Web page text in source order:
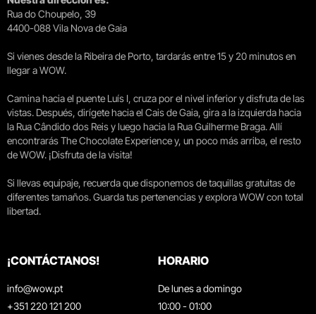
Rua do Choupelo, 39
4400-088 Vila Nova de Gaia
Si vienes desde la Ribeira de Porto, tardarás entre 15 y 20 minutos en
llegar a WOW.
Camina hacia el puente Luís I, cruza por el nivel inferior y disfruta de las
vistas. Después, dirígete hacia el Cais de Gaia, gira a la izquierda hacia
la Rua Cândido dos Reis y luego hacia la Rua Guilherme Braga. Allí
encontrarás The Chocolate Experience y, un poco más arriba, el resto
de WOW. ¡Disfruta de la visita!
Si llevas equipaje, recuerda que disponemos de taquillas gratuitas de
diferentes tamaños. Guarda tus pertenencias y explora WOW con total
libertad.
¡CONTÁCTANOS!
info@wow.pt
+351 220 121 200
HORARIO
De lunes a domingo
10:00 - 01:00